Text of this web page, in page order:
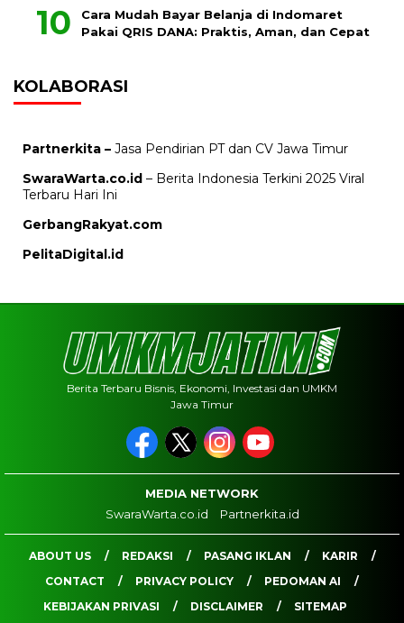
Cara Mudah Bayar Belanja di Indomaret
Pakai QRIS DANA: Praktis, Aman, dan Cepat
KOLABORASI
Partnerkita – Jasa Pendirian PT dan CV Jawa Timur
SwaraWarta.co.id – Berita Indonesia Terkini 2025 Viral
Terbaru Hari Ini
GerbangRakyat.com
PelitaDigital.id
Berita Terbaru Bisnis, Ekonomi, Investasi dan UMKM
Jawa Timur
MEDIA NETWORK
SwaraWarta.co.id
Partnerkita.id
ABOUT US REDAKSI PASANG IKLAN
KARIR
CONTACT
PRIVACY POLICY
PEDOMAN AI
KEBIJAKAN PRIVASI
DISCLAIMER SITEMAP